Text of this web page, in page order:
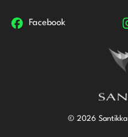
© 2026 Santikka
Facebook